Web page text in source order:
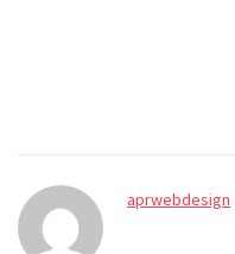
aprwebdesign